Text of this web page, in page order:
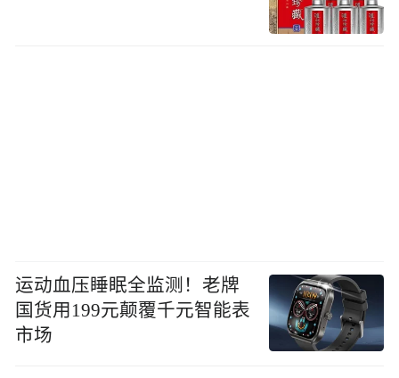
运动血压睡眠全监测！老牌
国货用199元颠覆千元智能表
市场